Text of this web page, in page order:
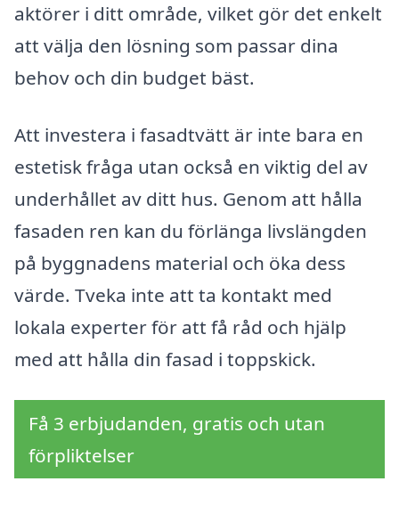
aktörer i ditt område, vilket gör det enkelt
att välja den lösning som passar dina
behov och din budget bäst.
Att investera i fasadtvätt är inte bara en
estetisk fråga utan också en viktig del av
underhållet av ditt hus. Genom att hålla
fasaden ren kan du förlänga livslängden
på byggnadens material och öka dess
värde. Tveka inte att ta kontakt med
lokala experter för att få råd och hjälp
med att hålla din fasad i toppskick.
Få 3 erbjudanden, gratis och utan
förpliktelser